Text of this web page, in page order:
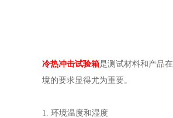
冷热冲击试验箱是测试材料和产品
境的要求显得尤为重要。
1. 环境温度和湿度